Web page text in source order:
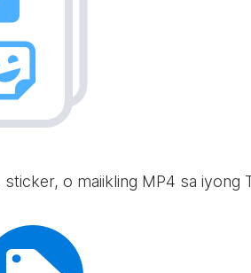
o maiikling MP4 sa